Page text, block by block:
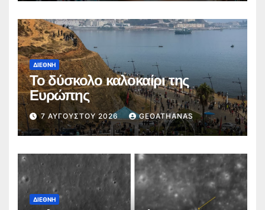
ΔΙΕΘΝΉ
Το δύσκολο καλοκαίρι της
Ευρώπης
7 ΑΥΓΟΎΣΤΟΥ 2026 GEOATHANAS
ΔΙΕΘΝΉ